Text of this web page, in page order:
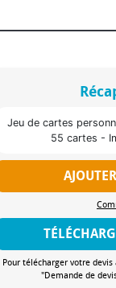
Jeu de cartes
55 cartes -
Pour télécharger votre
"Demande de